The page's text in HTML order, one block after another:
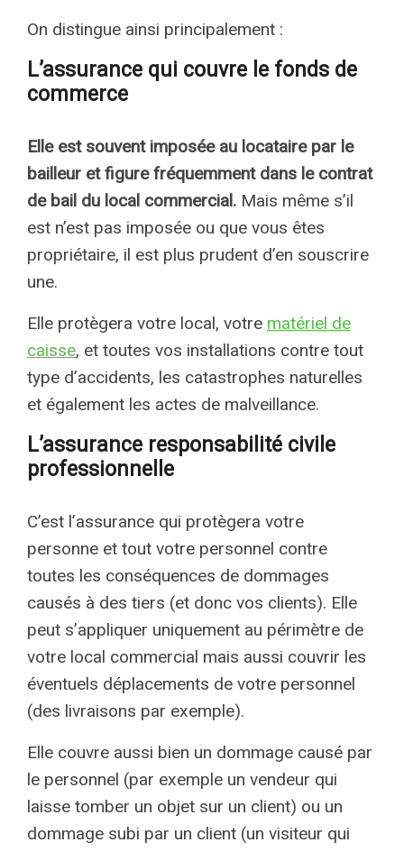
On distingue ainsi principalement :
L’assurance qui couvre le fonds de
commerce
Elle est souvent imposée au locataire par le
bailleur et figure fréquemment dans le contrat
de bail du local commercial. Mais même s’il
est n’est pas imposée ou que vous êtes
propriétaire, il est plus prudent d’en souscrire
une.
Elle protègera votre local, votre matériel de
caisse, et toutes vos installations contre tout
type d’accidents, les catastrophes naturelles
et également les actes de malveillance.
L’assurance responsabilité civile
professionnelle
C’est l’assurance qui protègera votre
personne et tout votre personnel contre
toutes les conséquences de dommages
causés à des tiers (et donc vos clients). Elle
peut s’appliquer uniquement au périmètre de
votre local commercial mais aussi couvrir les
éventuels déplacements de votre personnel
(des livraisons par exemple).
Elle couvre aussi bien un dommage causé par
le personnel (par exemple un vendeur qui
laisse tomber un objet sur un client) ou un
dommage subi par un client (un visiteur qui